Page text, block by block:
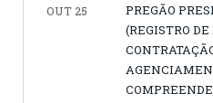
OUT 25
PREGÃO
(REGISTRO